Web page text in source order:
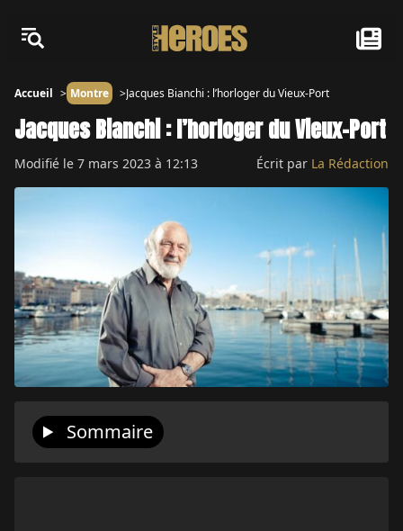
Accueil Montre Jacques Bianchi : l’horloger du Vieux-Port
Jacques Bianchi : l’horloger du Vieux-Port
Modifié le 7 mars 2023 à 12:13 Écrit par La Rédaction
Sommaire